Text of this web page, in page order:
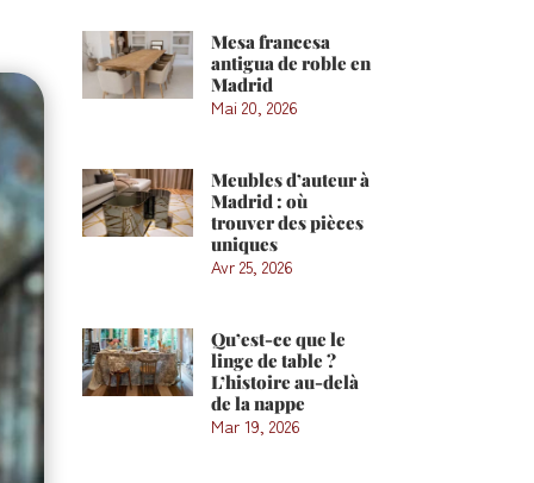
Mesa francesa
antigua de roble en
Madrid
Mai 20, 2026
Meubles d’auteur à
Madrid : où
trouver des pièces
uniques
Avr 25, 2026
Qu’est-ce que le
linge de table ?
L’histoire au-delà
de la nappe
Mar 19, 2026